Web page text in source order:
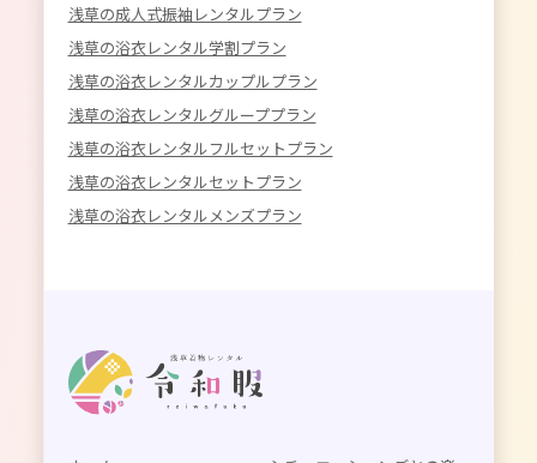
浅草の成人式振袖レンタルプラン
浅草の浴衣レンタル学割プラン
浅草の浴衣レンタルカップルプラン
浅草の浴衣レンタルグループプラン
浅草の浴衣レンタルフルセットプラン
浅草の浴衣レンタルセットプラン
浅草の浴衣レンタルメンズプラン